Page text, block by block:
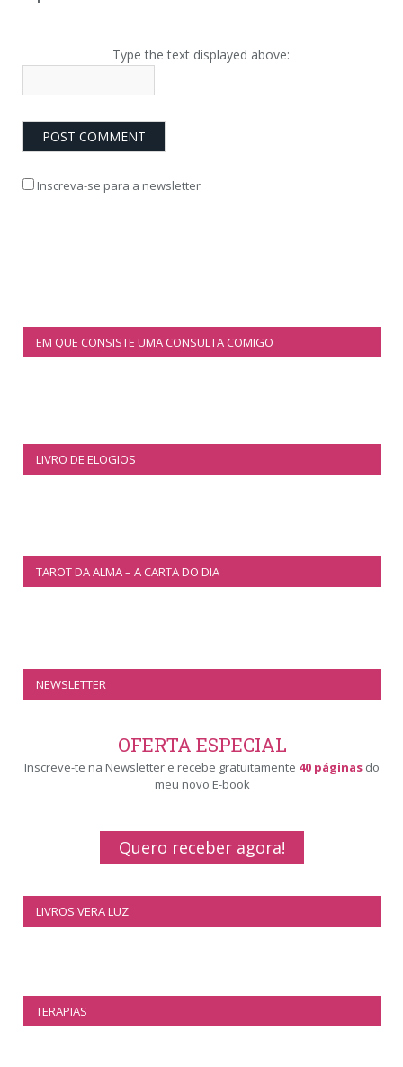
Type the text displayed above:
Inscreva-se para a newsletter
EM QUE CONSISTE UMA CONSULTA COMIGO
LIVRO DE ELOGIOS
TAROT DA ALMA – A CARTA DO DIA
NEWSLETTER
OFERTA ESPECIAL
Inscreve-te na Newsletter e recebe gratuitamente 40 páginas do
meu novo E-book
Quero receber agora!
LIVROS VERA LUZ
TERAPIAS